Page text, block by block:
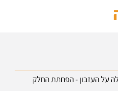
על העזבון - הפחתת החלק